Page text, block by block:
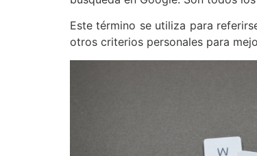
Este término se utiliza para
otros criterios personales para